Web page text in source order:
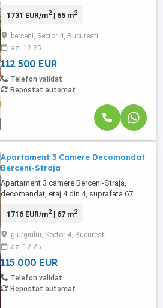
ferestre cu geam termopan, parchet,
si loc de parcare. Mobilat si utilat partial.
Blocul este reabilitat. Se accepta orice
modalitate de plata. Caracteristici: Nr. ...
1731 EUR/m2| 65 m2
berceni, Sector 4, Bucuresti
azi 12:25
112 500 EUR
Telefon validat
Repostat automat
Apartament 3 Camere Decomandat
Berceni-Straja
Apartament 3 camere Berceni-Straja,
decomandat, etaj 4 din 4, suprafata 67
geam termopan, parchet, gresie, faianta,
reabilitat. Detine 2 locuri de parcare .
Blocul este reabilitat. Se accepta orice loc
de parcare. Caracteristici: Nr. ...
1716 EUR/m2| 67 m2
giurgiului, Sector 4, Bucuresti
azi 12:25
115 000 EUR
Telefon validat
Repostat automat